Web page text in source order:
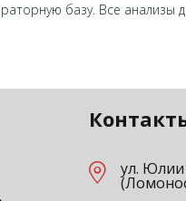
базу. Все анализы
ул. Юлии